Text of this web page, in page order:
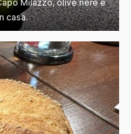
Milazzo, olive nere e
casa.